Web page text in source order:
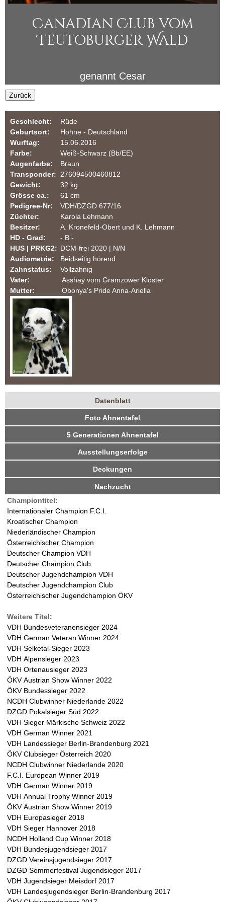
i
Z
u
c
h
v
o
m
T
e
u
u
r
g
W
a
l
d
-
D
a
l
m
a
t
i
n
e
r
w
e
l
p
e
Canadian Club vom
Teutoburger Wald
genannt Cesar
Zurück
Geschlecht:
Rüde
Geburtsort:
Hohne - Deutschland
Wurftag:
15.06.2016
Farbe:
Weiß-Schwarz (Bb/EE)
Augenfarbe:
Braun
Transponder:
276094500460812
Gewicht:
32 kg
Grösse ca.:
61 cm
Pedigree-Nr:
VDH/DZGD 677/16
Züchter:
Karola Lehmann
Besitzer:
A. Kronefeld-Obert und K. Lehmann
HD - Grad:
- B -
HUS | PRKG2: DCM-frei 2020 | N/N
Audiometrie:
Beidseitig hörend
Zahnstatus:
Vollzahnig
Vater:
Asshay vom Gramzower Kloster
Mutter:
Obonya's Pride Anna-Ariella
H
u
n
Datenblatt
(
a
k
t
i
r
R
Foto Ahnentafel
5 Generationen Ahnentafel
Ausstellungserfolge
Deckungen
Nachzucht
Championtitel:
Internationaler Champion F.C.I.
Kroatischer Champion
Niederländischer Champion
Österreichischer Champion
Deutscher Champion VDH
Deutscher Champion Club
Deutscher Jugendchampion VDH
Deutscher Jugendchampion Club
Österreichischer Jugendchampion ÖKV
Weitere Titel:
VDH Bundesveteranensieger 2024
VDH German Veteran Winner 2024
VDH Selketal-Sieger 2023
VDH Alpensieger 2023
VDH Ortenausieger 2023
ÖKV Austrian Show Winner 2022
ÖKV Bundessieger 2022
NCDH Clubwinner Niederlande 2022
DZGD Pokalsieger Süd 2022
VDH Sieger Märkische Schweiz 2022
VDH German Winner 2021
VDH Landessieger Berlin-Brandenburg 2021
ÖKV Clubsieger Österreich 2020
NCDH Clubwinner Niederlande 2020
F.C.I. European Winner 2019
VDH German Winner 2019
VDH Annual Trophy Winner 2019
ÖKV Austrian Show Winner 2019
VDH Europasieger 2018
VDH Sieger Hannover 2018
NCDH Holland Cup Winner 2018
VDH Bundesjugendsieger 2017
DZGD Vereinsjugendsieger 2017
DZGD Sommerfestival Jugendsieger 2017
VDH Jugendsieger Meisdorf 2017
VDH Landesjugendsieger Berlin-Brandenburg 2017